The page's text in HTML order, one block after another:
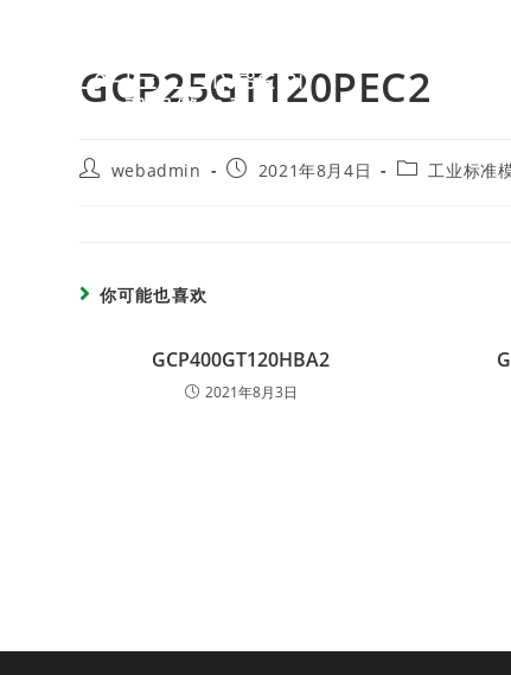
GCP25GT120PEC2
webadmin 2021年8月4日 工业标准
你可能也喜欢
GCP400GT120HBA2
2021年8月3日